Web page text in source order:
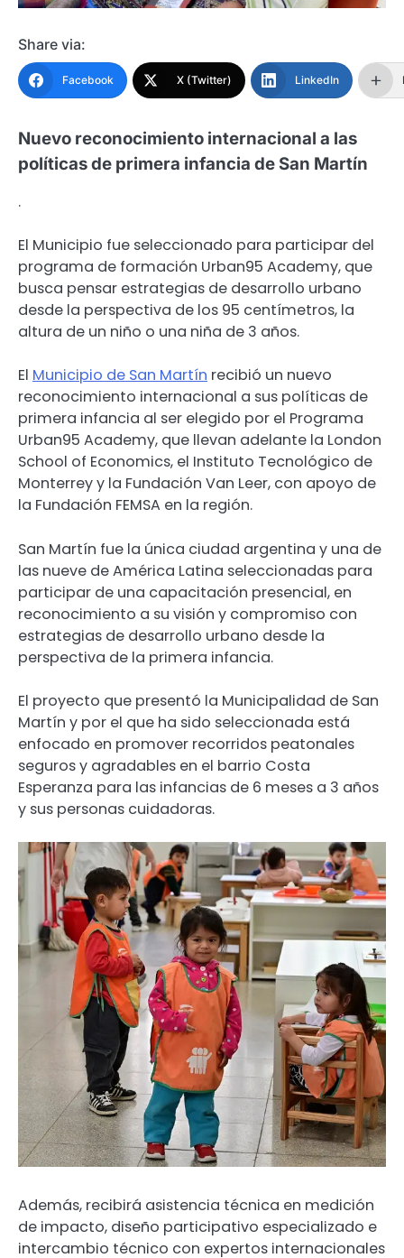
Share via:
Facebook X (Twitter) LinkedIn
Nuevo reconocimiento internacional a las
políticas de primera infancia de San Martín
.
El Municipio fue seleccionado para participar del
programa de formación Urban95 Academy, que
busca pensar estrategias de desarrollo urbano
desde la perspectiva de los 95 centímetros, la
altura de un niño o una niña de 3 años.
El Municipio de San Martín recibió un nuevo
reconocimiento internacional a sus políticas de
primera infancia al ser elegido por el Programa
Urban95 Academy, que llevan adelante la London
School of Economics, el Instituto Tecnológico de
Monterrey y la Fundación Van Leer, con apoyo de
la Fundación FEMSA en la región.
San Martín fue la única ciudad argentina y una de
las nueve de América Latina seleccionadas para
participar de una capacitación presencial, en
reconocimiento a su visión y compromiso con
estrategias de desarrollo urbano desde la
perspectiva de la primera infancia.
El proyecto que presentó la Municipalidad de San
Martín y por el que ha sido seleccionada está
enfocado en promover recorridos peatonales
seguros y agradables en el barrio Costa
Esperanza para las infancias de 6 meses a 3 años
y sus personas cuidadoras.
Además, recibirá asistencia técnica en medición
de impacto, diseño participativo especializado e
intercambio técnico con expertos internacionales